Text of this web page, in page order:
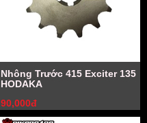
Nhông Trước 415 Exciter 135
HODAKA
90,000đ